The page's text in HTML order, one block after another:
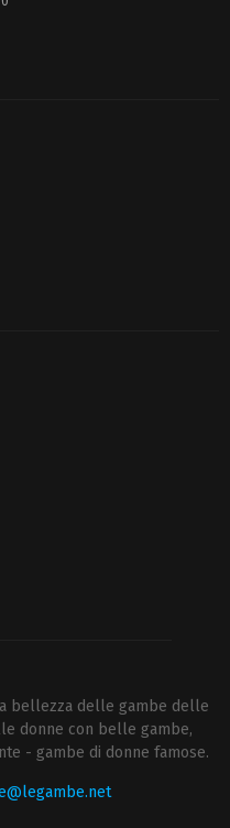
bellezza delle gambe delle
donne con belle gambe,
- gambe di donne famose.